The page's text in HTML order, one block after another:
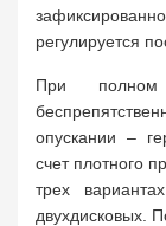
регулируется
При полном
опускании –
счет плотного
трех
двухдисковых.